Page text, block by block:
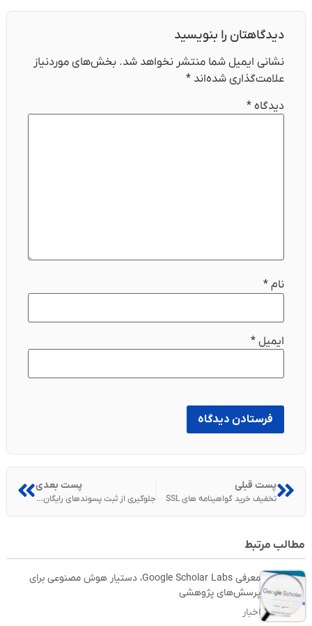
دیدگاهتان را بنویسید
نشانی ایمیل شما منتشر نخواهد شد. بخش‌های موردنیاز
علامت‌گذاری شده‌اند *
دیدگاه *
نام *
ایمیل *
پست قبلی
تخفیف خرید گواهینامه های SSL
پست بعدی
جلوگیری از ثبت پسوندهای رایگان دامنه در whmcs
مطالب مرتبط
معرفی Google Scholar Labs، دستیار هوش مصنوعی برای
پرسش‌های پژوهشی
اخبار